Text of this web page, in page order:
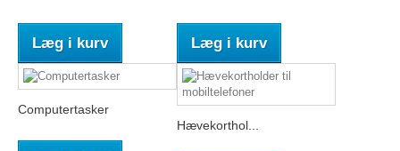
Læg i kurv Læg i kurv
Computertasker
Hævekorthol...